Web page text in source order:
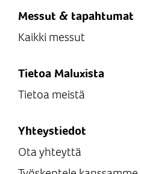
Messut & tapahtumat
Kaikki messut
Tietoa Maluxista
Tietoa meistä
Yhteystiedot
Ota yhteyttä